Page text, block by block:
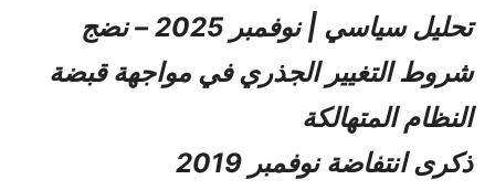
تحليل سياسي | نوفمبر 2025 – نضج
شروط التغيير الجذري في مواجهة قبضة
النظام المتهالكة
ذكرى انتفاضة نوفمبر 2019